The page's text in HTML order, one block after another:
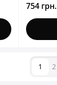
754 грн.
1 2